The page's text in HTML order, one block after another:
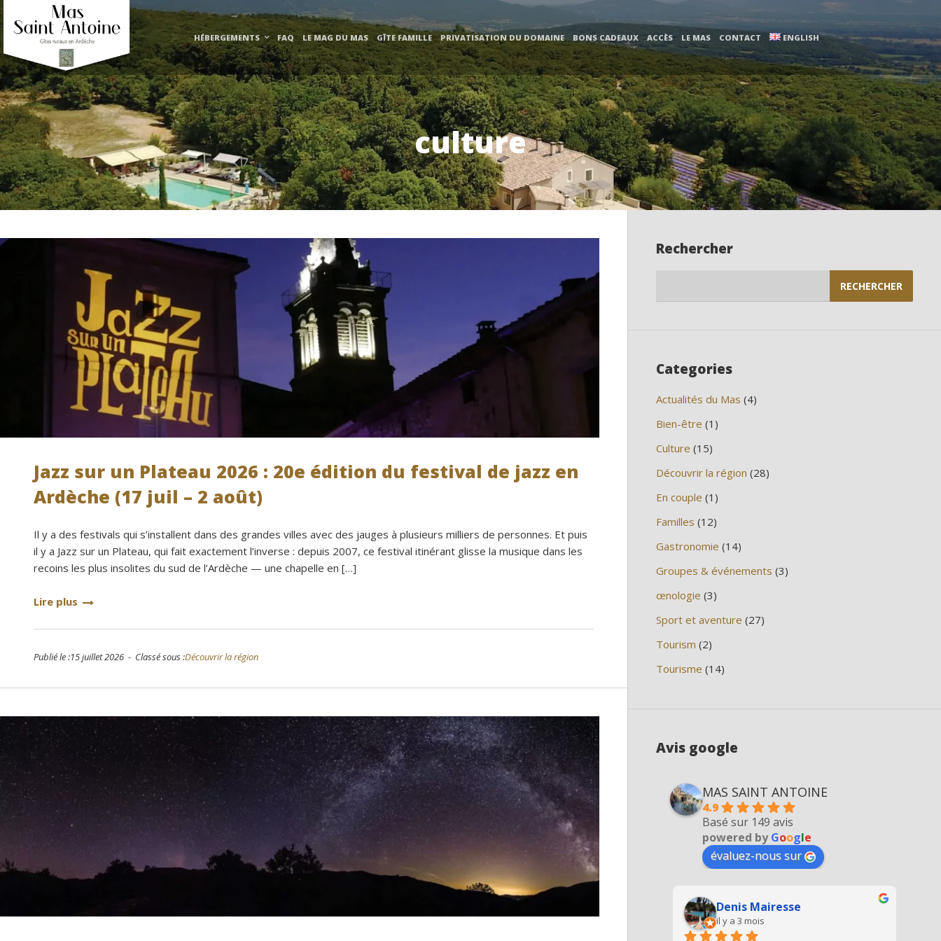
HÉBERGEMENTS FAQ LE MAG DU MAS GÎTE FAMILLE PRIVATISATION DU DOMAINE BONS CADEAUX ACCÈS LE MAS CONTACT ENGLISH
culture
Jazz sur un Plateau 2026 : 20e édition du festival de jazz en
Ardèche (17 juil – 2 août)
Il y a des festivals qui s’installent dans des grandes villes avec des jauges à plusieurs milliers de personnes. Et puis
il y a Jazz sur un Plateau, qui fait exactement l’inverse : depuis 2007, ce festival itinérant glisse la musique dans les
recoins les plus insolites du sud de l’Ardèche — une chapelle en […]
Lire plus
Publié le :15 juillet 2026 - Classé sous :Découvrir la région
Rechercher
Categories
Actualités du Mas (4)
Bien-être (1)
Culture (15)
Découvrir la région (28)
En couple (1)
Familles (12)
Gastronomie (14)
Groupes & événements (3)
œnologie (3)
Sport et aventure (27)
Tourism (2)
Tourisme (14)
Avis google
MAS SAINT ANTOINE
4.9
Basé sur 149 avis
powered byGoogle
évaluez-nous sur
il y a 27 jours il y a 3 mois
Agnes Haleblian
il y a 4 mois